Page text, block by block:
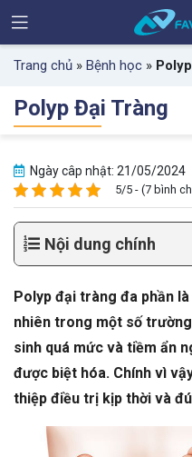
Trang chủ » Bệnh học »
Polyp Đại Tràng
Ngày câp nhật: 21/05/2024
5/5 - (7 bình
Nội dung chính
Polyp đại tràng đa phần
nhiên trong một số
sinh quá mức và tiềm ẩn
được biệt hóa. Chính vì
thiệp điều trị kịp thời và